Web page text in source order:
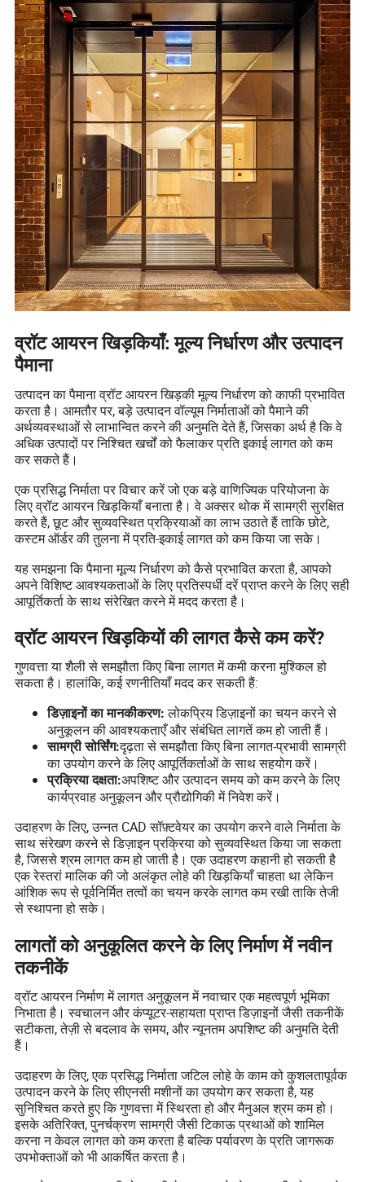
व्रॉट आयरन खिड़कियाँ: मूल्य निर्धारण और उत्पादन
पैमाना
उत्पादन का पैमाना व्रॉट आयरन खिड़की मूल्य निर्धारण को काफी प्रभावित
करता है। आमतौर पर, बड़े उत्पादन वॉल्यूम निर्माताओं को पैमाने की
अर्थव्यवस्थाओं से लाभान्वित करने की अनुमति देते हैं, जिसका अर्थ है कि वे
अधिक उत्पादों पर निश्चित खर्चों को फैलाकर प्रति इकाई लागत को कम
कर सकते हैं।
एक प्रसिद्ध निर्माता पर विचार करें जो एक बड़े वाणिज्यिक परियोजना के
लिए व्रॉट आयरन खिड़कियाँ बनाता है। वे अक्सर थोक में सामग्री सुरक्षित
करते हैं, छूट और सुव्यवस्थित प्रक्रियाओं का लाभ उठाते हैं ताकि छोटे,
कस्टम ऑर्डर की तुलना में प्रति-इकाई लागत को कम किया जा सके।
यह समझना कि पैमाना मूल्य निर्धारण को कैसे प्रभावित करता है, आपको
अपने विशिष्ट आवश्यकताओं के लिए प्रतिस्पर्धी दरें प्राप्त करने के लिए सही
आपूर्तिकर्ता के साथ संरेखित करने में मदद करता है।
व्रॉट आयरन खिड़कियों की लागत कैसे कम करें?
गुणवत्ता या शैली से समझौता किए बिना लागत में कमी करना मुश्किल हो
सकता है। हालांकि, कई रणनीतियाँ मदद कर सकती हैं:
डिज़ाइनों का मानकीकरण: लोकप्रिय डिज़ाइनों का चयन करने से
अनुकूलन की आवश्यकताएँ और संबंधित लागतें कम हो जाती हैं।
सामग्री सोर्सिंग:दृढ़ता से समझौता किए बिना लागत-प्रभावी सामग्री
का उपयोग करने के लिए आपूर्तिकर्ताओं के साथ सहयोग करें।
प्रक्रिया दक्षता:अपशिष्ट और उत्पादन समय को कम करने के लिए
कार्यप्रवाह अनुकूलन और प्रौद्योगिकी में निवेश करें।
उदाहरण के लिए, उन्नत CAD सॉफ़्टवेयर का उपयोग करने वाले निर्माता के
साथ संरेखण करने से डिज़ाइन प्रक्रिया को सुव्यवस्थित किया जा सकता
है, जिससे श्रम लागत कम हो जाती है। एक उदाहरण कहानी हो सकती है
एक रेस्तरां मालिक की जो अलंकृत लोहे की खिड़कियाँ चाहता था लेकिन
आंशिक रूप से पूर्वनिर्मित तत्वों का चयन करके लागत कम रखी ताकि तेजी
से स्थापना हो सके।
लागतों को अनुकूलित करने के लिए निर्माण में नवीन
तकनीकें
व्रॉट आयरन निर्माण में लागत अनुकूलन में नवाचार एक महत्वपूर्ण भूमिका
निभाता है। स्वचालन और कंप्यूटर-सहायता प्राप्त डिज़ाइनों जैसी तकनीकें
सटीकता, तेज़ी से बदलाव के समय, और न्यूनतम अपशिष्ट की अनुमति देती
हैं।
उदाहरण के लिए, एक प्रसिद्ध निर्माता जटिल लोहे के काम को कुशलतापूर्वक
उत्पादन करने के लिए सीएनसी मशीनों का उपयोग कर सकता है, यह
सुनिश्चित करते हुए कि गुणवत्ता में स्थिरता हो और मैनुअल श्रम कम हो।
इसके अतिरिक्त, पुनर्चक्रण सामग्री जैसी टिकाऊ प्रथाओं को शामिल
करना न केवल लागत को कम करता है बल्कि पर्यावरण के प्रति जागरूक
उपभोक्ताओं को भी आकर्षित करता है।